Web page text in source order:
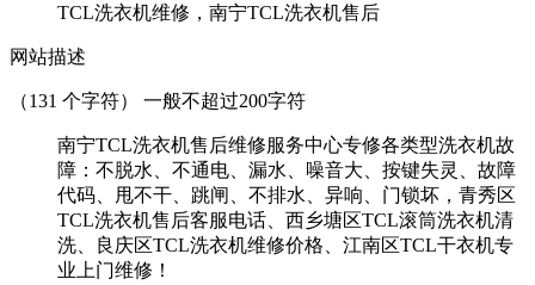
TCL洗衣机维修，南宁TCL洗衣机售后
网站描述
（131 个字符） 一般不超过200字符
南宁TCL洗衣机售后维修服务中心专修各类型洗衣机故
障：不脱水、不通电、漏水、噪音大、按键失灵、故障
代码、甩不干、跳闸、不排水、异响、门锁坏，青秀区
TCL洗衣机售后客服电话、西乡塘区TCL滚筒洗衣机清
洗、良庆区TCL洗衣机维修价格、江南区TCL干衣机专
业上门维修！